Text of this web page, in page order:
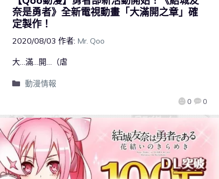
奈是勇者》全新電視動畫「大滿開之章」確
定製作！
2020/08/03 作者: Mr. Qoo
0 0
大…滿…開…（虐
動漫情報